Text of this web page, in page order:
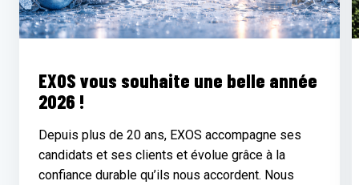
EXOS vous souhaite une belle année
2026 !
Depuis plus de 20 ans, EXOS accompagne ses
candidats et ses clients et évolue grâce à la
confiance durable qu’ils nous accordent. Nous